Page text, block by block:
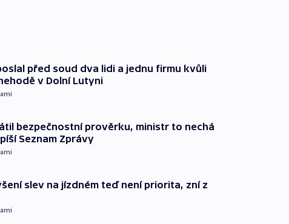
před soud dva lidi a jednu firmu kvůli
v Dolní Lutyni
bezpečnostní prověrku, ministr to nechá
Seznam Zprávy
slev na jízdném teď není priorita, zní z